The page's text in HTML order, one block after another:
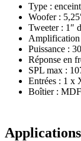
Type :
Woofer :
Tweeter : 1″
Amplification
Puissance :
Réponse en
SPL max :
Entrées : 1 x
Boîtier :